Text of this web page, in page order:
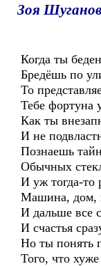
Зоя
Когда ты
Бредёшь по
То
Тебе фортуна
Как ты
И не
Познаешь
Обычных
И уж тогда-то
Машина, дом,
И дальше все
И счастья
Но ты понять
Того, что